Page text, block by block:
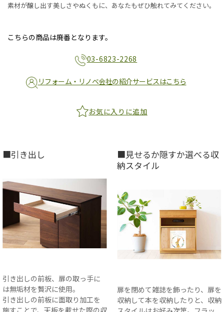
素材が醸し出す美しさやぬくもに、あなたもぜひ触れてみてください。
こちらの商品は廃番となります。
03-6823-2268
リフォーム・リノベ会社の紹介サービスはこちら
お気に入りに追加
■引き出し
引き出しの前板、扉の取っ手に
は無垢材を贅沢に使用。
引き出しの前板に面取り加工を
■見せるか隠すか選べる収
納スタイル
扉を閉めて雑誌を飾ったり、扉を
収納して本を収納したりと、収納